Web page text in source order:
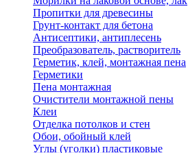
Пропитки для древесины
Грунт-контакт для бетона
Антисептики, антиплесень
Преобразователь, растворитель
Герметик, клей, монтажная пена
Герметики
Пена монтажная
Очистители монтажной пены
Клеи
Отделка потолков и стен
Обои, обойный клей
Углы (уголки) пластиковые